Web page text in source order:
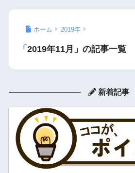
ホーム 2019年
「2019年11月」の記事一覧
新着記事